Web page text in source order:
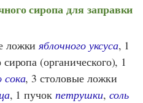
сиропа для заправки
ложкияблочного уксуса, 1
(органического), 1
сока, 3 столовые ложки
, 1 пучокпетрушки, соль